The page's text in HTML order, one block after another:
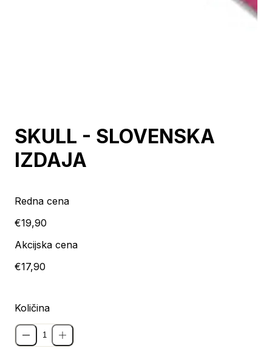
SKULL - SLOVENSKA
IZDAJA
Redna cena
€19,90
Akcijska cena
€17,90
Količina